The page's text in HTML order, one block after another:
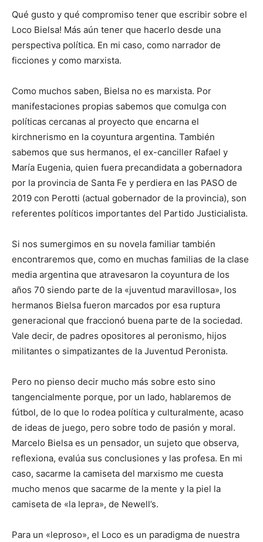
Qué gusto y qué compromiso tener que escribir sobre el
Loco Bielsa! Más aún tener que hacerlo desde una
perspectiva política. En mi caso, como narrador de
ficciones y como marxista.
Como muchos saben, Bielsa no es marxista. Por
manifestaciones propias sabemos que comulga con
políticas cercanas al proyecto que encarna el
kirchnerismo en la coyuntura argentina. También
sabemos que sus hermanos, el ex-canciller Rafael y
María Eugenia, quien fuera precandidata a gobernadora
por la provincia de Santa Fe y perdiera en las PASO de
2019 con Perotti (actual gobernador de la provincia), son
referentes políticos importantes del Partido Justicialista.
Si nos sumergimos en su novela familiar también
encontraremos que, como en muchas familias de la clase
media argentina que atravesaron la coyuntura de los
años 70 siendo parte de la «juventud maravillosa», los
hermanos Bielsa fueron marcados por esa ruptura
generacional que fraccionó buena parte de la sociedad.
Vale decir, de padres opositores al peronismo, hijos
militantes o simpatizantes de la Juventud Peronista.
Pero no pienso decir mucho más sobre esto sino
tangencialmente porque, por un lado, hablaremos de
fútbol, de lo que lo rodea política y culturalmente, acaso
de ideas de juego, pero sobre todo de pasión y moral.
Marcelo Bielsa es un pensador, un sujeto que observa,
reflexiona, evalúa sus conclusiones y las profesa. En mi
caso, sacarme la camiseta del marxismo me cuesta
mucho menos que sacarme de la mente y la piel la
camiseta de «la lepra», de Newell’s.
Para un «leproso», el Loco es un paradigma de nuestra